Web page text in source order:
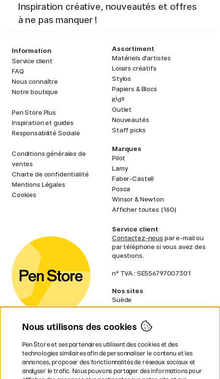
Inspiration créative, nouveautés et offres
à ne pas manquer !
Information
Service client
FAQ
Nous connaître
Notre boutique
Pen Store Plus
Inspiration et guides
Responsabilité Sociale
Conditions générales de
ventes
Charte de confidentialité
Mentions Légales
Cookies
Assortiment
Matériels d'artistes
Loisirs créatifs
Stylos
Papiers & Blocs
Kids
Outlet
Nouveautés
Staff picks
Marques
Pilot
Lamy
Faber-Castell
Posca
Winsor & Newton
Afficher toutes (160)
Service client
Contactez-nous par e-mail ou
par téléphone si vous avez des
questions.
n° TVA : SE556797007301
Nos sites
Suède
Norvège
Finlande
Irlande
Pays-Bas
Royaume-Uni
UE
Nous utilisons des cookies
Pen Store et ses partenaires utilisent des cookies et des
technologies similaires afin de personnaliser le contenu et les
annonces, proposer des fonctionnalités de réseaux sociaux et
analyser le trafic. Nous pouvons partager des informations pour